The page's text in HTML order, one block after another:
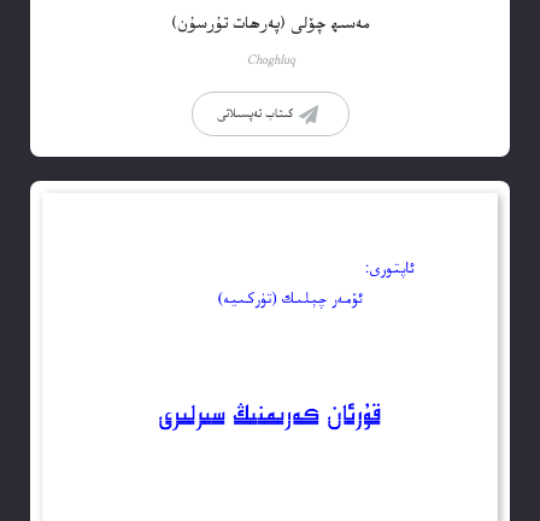
مەسىھ چۆلى (پەرھات تۇرسۇن)
Choghluq
كىتاب تەپسىلاتى